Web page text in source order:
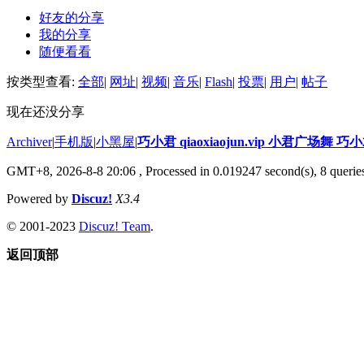
好友的分享
我的分享
随便看看
按类型查看: 全部| 网址| 视频| 音乐| Flash| 投票| 用户| 帖子
现在还没分享
Archiver|手机版|小黑屋|巧小君 qiaoxiaojun.vip 小君广场舞 巧
GMT+8, 2026-8-8 20:06 , Processed in 0.019247 second(s), 8
Powered by Discuz! X3.4
© 2001-2023 Discuz! Team.
返回顶部